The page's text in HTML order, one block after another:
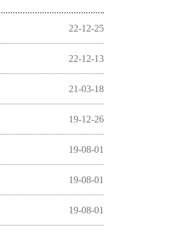
22-12-25
22-12-13
21-03-18
19-12-26
19-08-01
19-08-01
19-08-01